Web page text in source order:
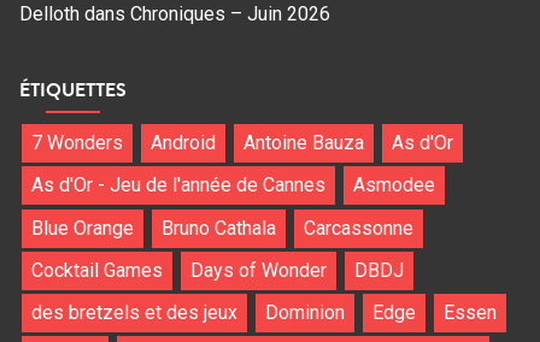
Delloth dans Chroniques – Juin 2026
ÉTIQUETTES
7 Wonders Android Antoine Bauza
As d'Or
As d'Or - Jeu de l'année de Cannes
Asmodee
Blue Orange
Bruno Cathala
Carcassonne
Cocktail Games
Days of Wonder
DBDJ
des bretzels et des jeux
Dominion Edge
Essen